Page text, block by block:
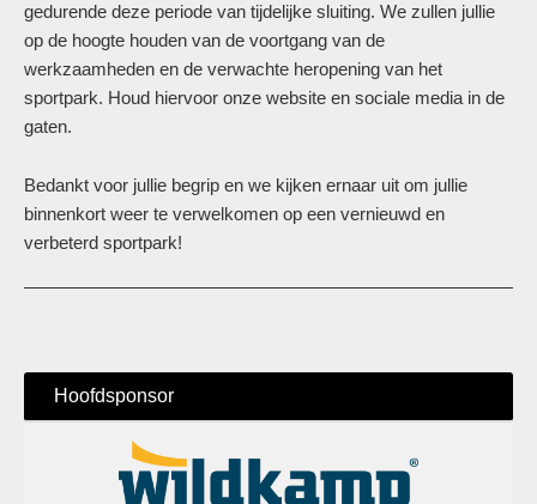
gedurende deze periode van tijdelijke sluiting. We zullen jullie
op de hoogte houden van de voortgang van de
werkzaamheden en de verwachte heropening van het
sportpark. Houd hiervoor onze website en sociale media in de
gaten.
Bedankt voor jullie begrip en we kijken ernaar uit om jullie
binnenkort weer te verwelkomen op een vernieuwd en
verbeterd sportpark!
Hoofdsponsor